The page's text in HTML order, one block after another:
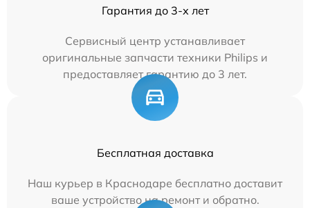
Гарантия до 3-х лет
Сервисный центр устанавливает
оригинальные запчасти техники Philips и
предоставляет гарантию до 3 лет.
Бесплатная доставка
Наш курьер в Краснодаре бесплатно доставит
ваше устройство на ремонт и обратно.